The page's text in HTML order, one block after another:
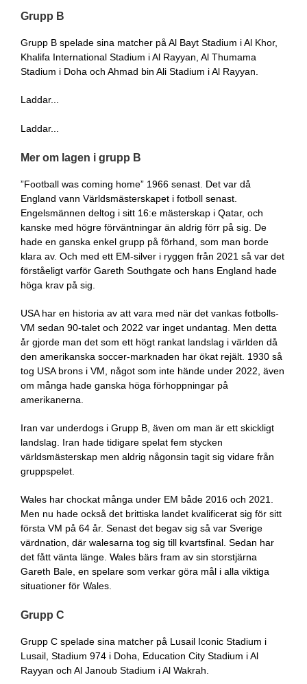
Grupp B
Grupp B spelade sina matcher på Al Bayt Stadium i Al Khor,
Khalifa International Stadium i Al Rayyan, Al Thumama
Stadium i Doha och Ahmad bin Ali Stadium i Al Rayyan.
Laddar...
Laddar...
Mer om lagen i grupp B
”Football was coming home” 1966 senast. Det var då
England vann Världsmästerskapet i fotboll senast.
Engelsmännen deltog i sitt 16:e mästerskap i Qatar, och
kanske med högre förväntningar än aldrig förr på sig. De
hade en ganska enkel grupp på förhand, som man borde
klara av. Och med ett EM-silver i ryggen från 2021 så var det
förståeligt varför Gareth Southgate och hans England hade
höga krav på sig.
USA har en historia av att vara med när det vankas fotbolls-
VM sedan 90-talet och 2022 var inget undantag. Men detta
år gjorde man det som ett högt rankat landslag i världen då
den amerikanska soccer-marknaden har ökat rejält. 1930 så
tog USA brons i VM, något som inte hände under 2022, även
om många hade ganska höga förhoppningar på
amerikanerna.
Iran var underdogs i Grupp B, även om man är ett skickligt
landslag. Iran hade tidigare spelat fem stycken
världsmästerskap men aldrig någonsin tagit sig vidare från
gruppspelet.
Wales har chockat många under EM både 2016 och 2021.
Men nu hade också det brittiska landet kvalificerat sig för sitt
första VM på 64 år. Senast det begav sig så var Sverige
värdnation, där walesarna tog sig till kvartsfinal. Sedan har
det fått vänta länge. Wales bärs fram av sin storstjärna
Gareth Bale, en spelare som verkar göra mål i alla viktiga
situationer för Wales.
Grupp C
Grupp C spelade sina matcher på Lusail Iconic Stadium i
Lusail, Stadium 974 i Doha, Education City Stadium i Al
Rayyan och Al Janoub Stadium i Al Wakrah.